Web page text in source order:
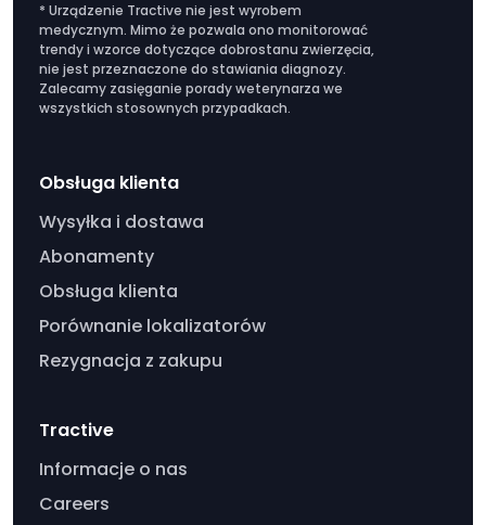
* Urządzenie Tractive nie jest wyrobem
medycznym. Mimo że pozwala ono monitorować
trendy i wzorce dotyczące dobrostanu zwierzęcia,
nie jest przeznaczone do stawiania diagnozy.
Zalecamy zasięganie porady weterynarza we
wszystkich stosownych przypadkach.
Obsługa klienta
Wysyłka i dostawa
Abonamenty
Obsługa klienta
Porównanie lokalizatorów
Rezygnacja z zakupu
Tractive
Informacje o nas
Careers